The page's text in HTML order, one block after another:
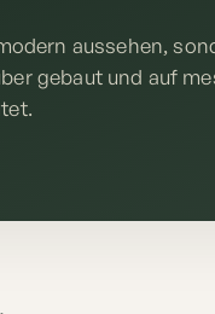
aussehen,
gebaut und auf